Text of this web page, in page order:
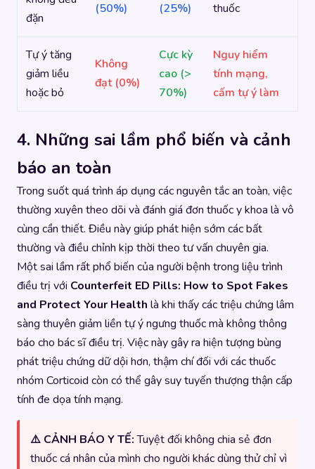
đặn
(50%) (25%) thuốc
Tự ý tăng
giảm liều
hoặc bỏ
Không
đạt (0%)
Cực kỳ
cao (>
70%)
Nguy hiểm
tính mạng,
cấm tự ý làm
4. Những sai lầm phổ biến và cảnh
báo an toàn
Trong suốt quá trình áp dụng các nguyên tắc an toàn, việc
thường xuyên theo dõi và đánh giá đơn thuốc y khoa là vô
cùng cần thiết. Điều này giúp phát hiện sớm các bất
thường và điều chỉnh kịp thời theo tư vấn chuyên gia.
Một sai lầm rất phổ biến của người bệnh trong liệu trình
điều trị với Counterfeit ED Pills: How to Spot Fakes
and Protect Your Health là khi thấy các triệu chứng lâm
sàng thuyên giảm liền tự ý ngưng thuốc mà không thông
báo cho bác sĩ điều trị. Việc này gây ra hiện tượng bùng
phát triệu chứng dữ dội hơn, thậm chí đối với các thuốc
nhóm Corticoid còn có thể gây suy tuyến thượng thận cấp
tính đe dọa tính mạng.
⚠️ CẢNH BÁO Y TẾ:Tuyệt đối không chia sẻ đơn
thuốc cá nhân của mình cho người khác dùng thử chỉ vì